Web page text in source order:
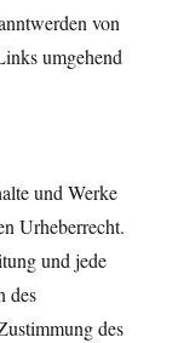
von
umgehend
und Werke
Urheberrecht.
und jede
des
des